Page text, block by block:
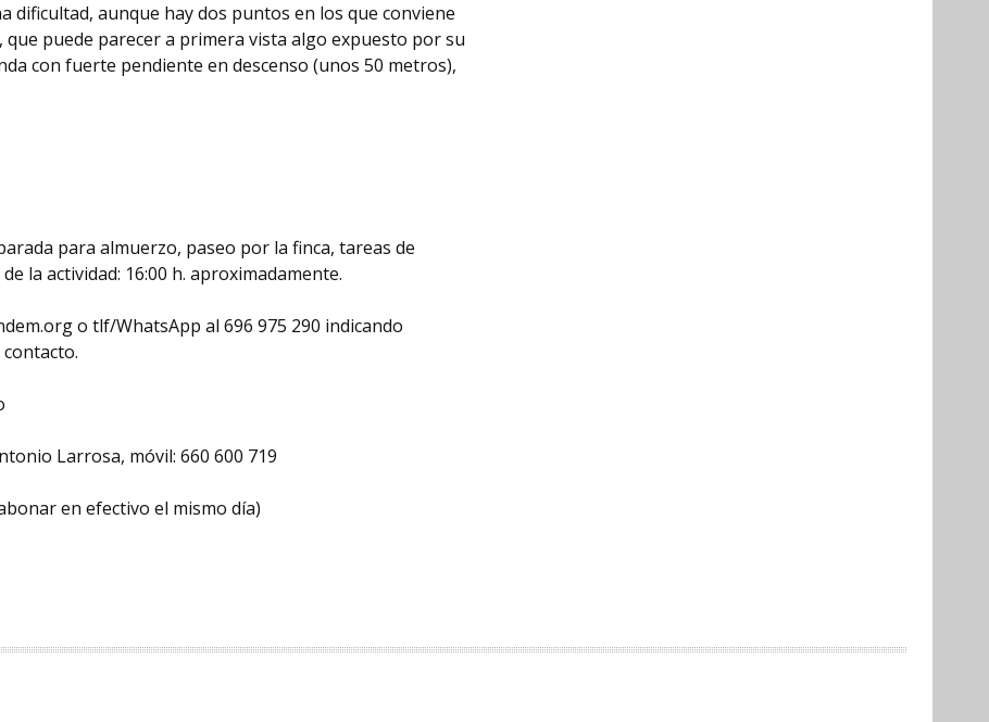
dificultad, aunque hay dos puntos en los que conviene
puede parecer a primera vista algo expuesto por su
con fuerte pendiente en descenso (unos 50 metros),
para almuerzo, paseo por la finca, tareas de
la actividad: 16:00 h. aproximadamente.
o tlf/WhatsApp al 696 975 290 indicando
Larrosa, móvil: 660 600 719
en efectivo el mismo día)